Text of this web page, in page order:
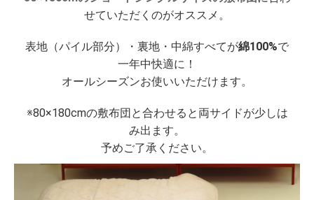
せていただくのがオススメ。
表地（パイル部分）・裏地・中綿すべてが綿100%で
一年中快適に！
オールシーズンお使いいただけます。
※80×180cmの敷布団と合わせると両サイドが少しは
み出ます。
予めご了承ください。